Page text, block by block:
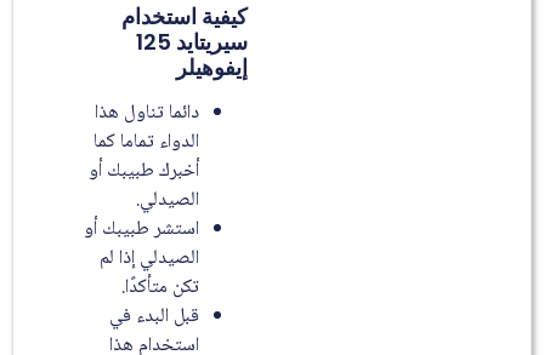
كيفية استخدام
سيريتايد 125
إيفوهيلر
دائما تناول هذا
الدواء تماما كما
أخبرك طبيبك أو
الصيدلي.
استشر طبيبك أو
الصيدلي إذا لم
تكن متأكدًا.
قبل البدء في
استخدام هذا